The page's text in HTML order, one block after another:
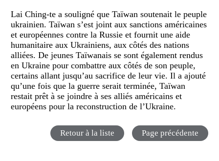
Lai Ching-te a souligné que Taïwan soutenait le peuple
ukrainien. Taïwan s’est joint aux sanctions américaines
et européennes contre la Russie et fournit une aide
humanitaire aux Ukrainiens, aux côtés des nations
alliées. De jeunes Taïwanais se sont également rendus
en Ukraine pour combattre aux côtés de son peuple,
certains allant jusqu’au sacrifice de leur vie. Il a ajouté
qu’une fois que la guerre serait terminée, Taïwan
restait prêt à se joindre à ses alliés américains et
européens pour la reconstruction de l’Ukraine.
Retour à la liste Page précédente